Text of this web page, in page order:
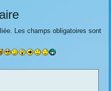
Les champs obligatoires sont